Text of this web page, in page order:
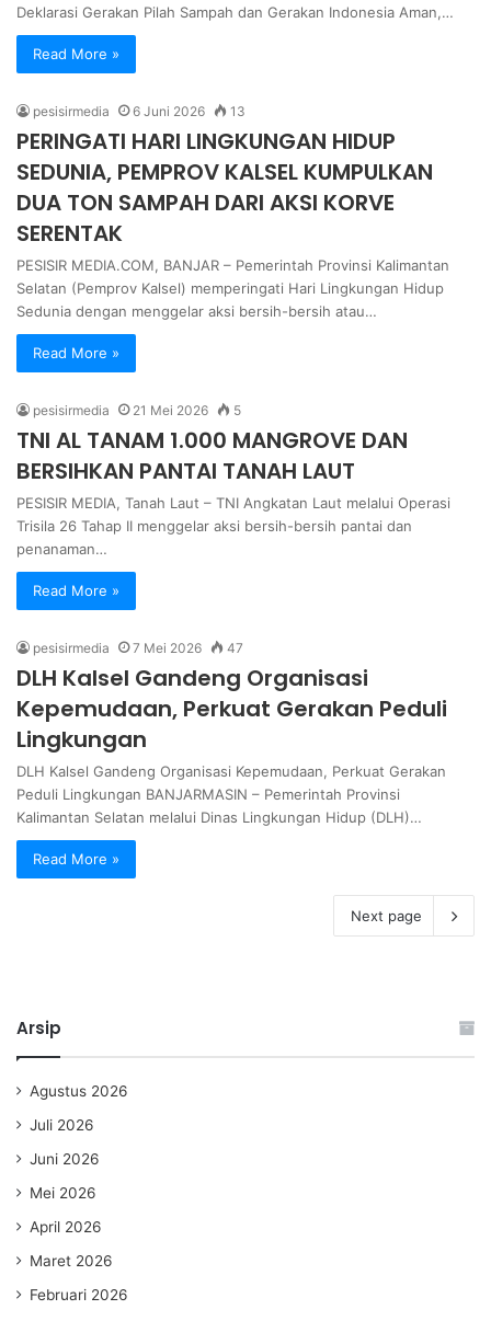
Deklarasi Gerakan Pilah Sampah dan Gerakan Indonesia Aman,…
Read More »
pesisirmedia 6 Juni 2026 13
PERINGATI HARI LINGKUNGAN HIDUP
SEDUNIA, PEMPROV KALSEL KUMPULKAN
DUA TON SAMPAH DARI AKSI KORVE
SERENTAK
PESISIR MEDIA.COM, BANJAR – Pemerintah Provinsi Kalimantan
Selatan (Pemprov Kalsel) memperingati Hari Lingkungan Hidup
Sedunia dengan menggelar aksi bersih-bersih atau…
Read More »
pesisirmedia 21 Mei 2026 5
TNI AL TANAM 1.000 MANGROVE DAN
BERSIHKAN PANTAI TANAH LAUT
PESISIR MEDIA, Tanah Laut – TNI Angkatan Laut melalui Operasi
Trisila 26 Tahap II menggelar aksi bersih-bersih pantai dan
penanaman…
Read More »
pesisirmedia 7 Mei 2026 47
DLH Kalsel Gandeng Organisasi
Kepemudaan, Perkuat Gerakan Peduli
Lingkungan
DLH Kalsel Gandeng Organisasi Kepemudaan, Perkuat Gerakan
Peduli Lingkungan BANJARMASIN – Pemerintah Provinsi
Kalimantan Selatan melalui Dinas Lingkungan Hidup (DLH)…
Read More »
Next page
Arsip
Agustus 2026
Juli 2026
Juni 2026
Mei 2026
April 2026
Maret 2026
Februari 2026